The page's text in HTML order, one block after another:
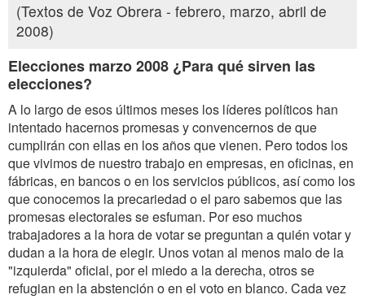
(Textos de Voz Obrera - febrero, marzo, abril de
2008)
Elecciones marzo 2008 ¿Para qué sirven las
elecciones?
A lo largo de esos últimos meses los líderes políticos han
intentado hacernos promesas y convencernos de que
cumplirán con ellas en los años que vienen. Pero todos los
que vivimos de nuestro trabajo en empresas, en oficinas, en
fábricas, en bancos o en los servicios públicos, así como los
que conocemos la precariedad o el paro sabemos que las
promesas electorales se esfuman. Por eso muchos
trabajadores a la hora de votar se preguntan a quién votar y
dudan a la hora de elegir. Unos votan al menos malo de la
"izquierda" oficial, por el miedo a la derecha, otros se
refugian en la abstención o en el voto en blanco. Cada vez